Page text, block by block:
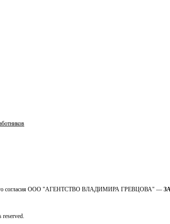
согласия OOO "АГЕНТСТВО ВЛАДИМИРА ГРЕВЦОВА" —